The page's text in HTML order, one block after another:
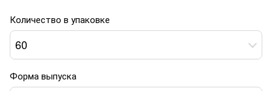
Количество в упаковке
60
Форма выпуска